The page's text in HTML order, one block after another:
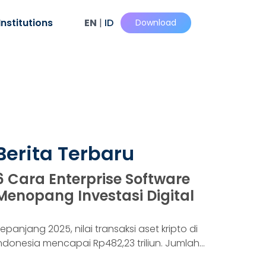
EN | ID Download
Terbaru
Cara Enterprise Software
Investasi Digital
2025, nilai transaksi aset kripto di
mencapai Rp482,23 triliun. Jumlah